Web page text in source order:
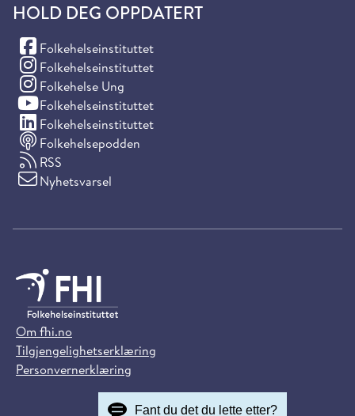
HOLD DEG OPPDATERT
Folkehelseinstituttet
(Facebook)
Folkehelseinstituttet
(Instagram)
Folkehelse Ung
(Instagram)
Folkehelseinstituttet
(YouTube)
Folkehelseinstituttet
(LinkedIn)
Folkehelsepodden
RSS
Nyhetsvarsel
Om fhi.no
Tilgjengelighetserklæring
Personvernerklæring
Fant du det du lette etter?